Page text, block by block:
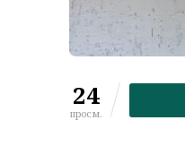
24
просм.